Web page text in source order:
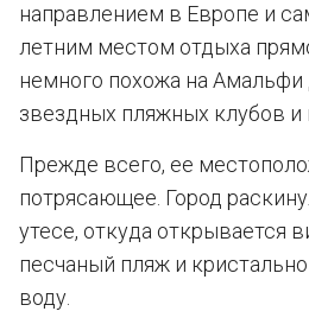
направлением в Европе и
летним местом отдыха
немного похожа на Амальфи
звездных пляжных клубов и
Прежде всего, ее
потрясающее. Город
утесе, откуда открывается
песчаный пляж и
воду.